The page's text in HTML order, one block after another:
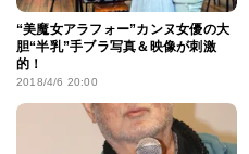
“美魔女アラフォー”カンヌ女優の大
胆“半乳”手ブラ写真＆映像が刺激
的！
2018/4/6 20:00